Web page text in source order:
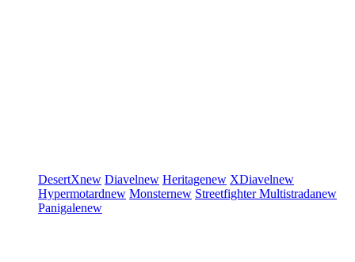
DesertXnew Diavelnew Heritagenew XDiavelnew
Hypermotardnew Monsternew StreetfighterMultistradanew
Panigalenew